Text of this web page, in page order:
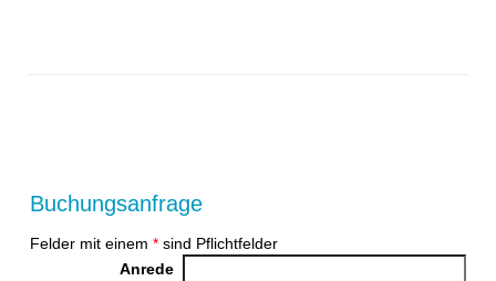
Buchungsanfrage
Felder mit einem * sind Pflichtfelder
Anrede